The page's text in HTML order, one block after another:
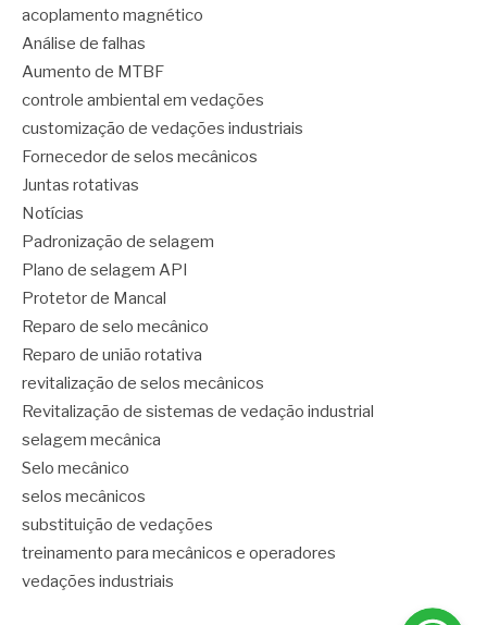
acoplamento magnético
Análise de falhas
Aumento de MTBF
controle ambiental em vedações
customização de vedações industriais
Fornecedor de selos mecânicos
Juntas rotativas
Notícias
Padronização de selagem
Plano de selagem API
Protetor de Mancal
Reparo de selo mecânico
Reparo de união rotativa
revitalização de selos mecânicos
Revitalização de sistemas de vedação industrial
selagem mecânica
Selo mecânico
selos mecânicos
substituição de vedações
treinamento para mecânicos e operadores
vedações industriais